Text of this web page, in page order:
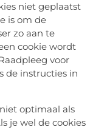
niet geplaatst
is om de
zo aan te
cookie wordt
voor
de instructies in
optimaal als
je wel de cookies